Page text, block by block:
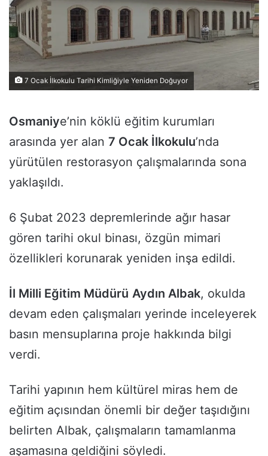
7 Ocak İlkokulu Tarihi Kimliğiyle Yeniden Doğuyor
Osmaniye’nin köklü eğitim kurumları
arasında yer alan 7 Ocak İlkokulu’nda
yürütülen restorasyon çalışmalarında sona
yaklaşıldı.
6 Şubat 2023 depremlerinde ağır hasar
gören tarihi okul binası, özgün mimari
özellikleri korunarak yeniden inşa edildi.
İl Milli Eğitim Müdürü Aydın Albak, okulda
devam eden çalışmaları yerinde inceleyerek
basın mensuplarına proje hakkında bilgi
verdi.
Tarihi yapının hem kültürel miras hem de
eğitim açısından önemli bir değer taşıdığını
belirten Albak, çalışmaların tamamlanma
aşamasına geldiğini söyledi.